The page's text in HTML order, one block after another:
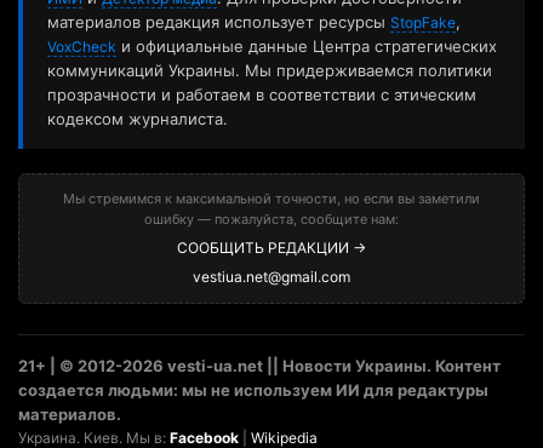
материалов редакция использует ресурсы StopFake,
VoxCheck и официальные данные Центра стратегических
коммуникаций Украины. Мы придерживаемся политики
прозрачности и работаем в соответствии с этическим
кодексом журналиста.
Мы стремимся к максимальной точности, но если вы заметили
ошибку — пожалуйста, сообщите нам:
СООБЩИТЬ РЕДАКЦИИ →
vestiua.net@gmail.com
21+ | © 2012-2026 vesti-ua.net || Новости Украины. Контент
создается людьми: мы не используем ИИ для редактуры
материалов.
Украина. Киев. Мы в: Facebook Wikipedia